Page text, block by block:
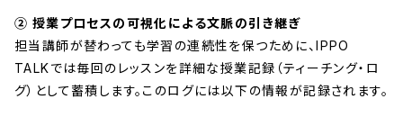
② 授業プロセスの可視化による文脈の引き継ぎ
担当講師が替わっても学習の連続性を保つために、IPPO
TALKでは毎回のレッスンを詳細な授業記録（ティーチング・ロ
グ）として蓄積します。このログには以下の情報が記録されます。